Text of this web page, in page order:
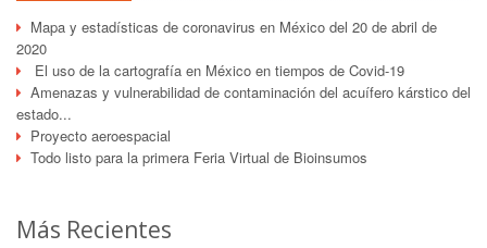
Mapa y estadísticas de coronavirus en México del 20 de abril de
2020
El uso de la cartografía en México en tiempos de Covid-19
Amenazas y vulnerabilidad de contaminación del acuífero kárstico del
estado...
Proyecto aeroespacial
Todo listo para la primera Feria Virtual de Bioinsumos
Más Recientes